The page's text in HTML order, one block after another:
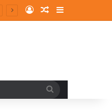
Log InRandom Article
Sidebar